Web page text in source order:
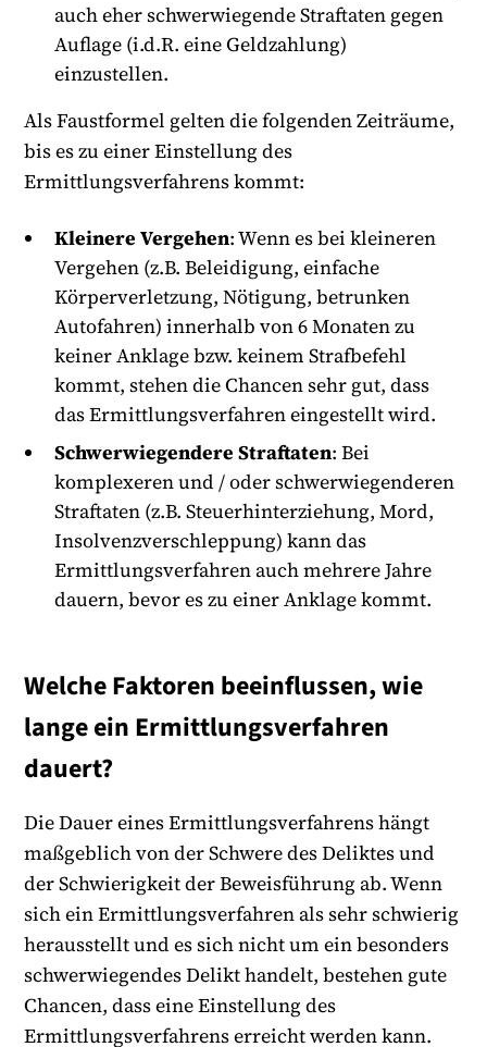
auch eher schwerwiegende Straftaten gegen
Auflage (i.d.R. eine Geldzahlung)
einzustellen.
Als Faustformel gelten die folgenden Zeiträume,
bis es zu einer Einstellung des
Ermittlungsverfahrens kommt:
Kleinere Vergehen: Wenn es bei kleineren
Vergehen (z.B. Beleidigung, einfache
Körperverletzung, Nötigung, betrunken
Autofahren) innerhalb von 6 Monaten zu
keiner Anklage bzw. keinem Strafbefehl
kommt, stehen die Chancen sehr gut, dass
das Ermittlungsverfahren eingestellt wird.
Schwerwiegendere Straftaten: Bei
komplexeren und / oder schwerwiegenderen
Straftaten (z.B. Steuerhinterziehung, Mord,
Insolvenzverschleppung) kann das
Ermittlungsverfahren auch mehrere Jahre
dauern, bevor es zu einer Anklage kommt.
Welche Faktoren beeinflussen, wie
lange ein Ermittlungsverfahren
dauert?
Die Dauer eines Ermittlungsverfahrens hängt
maßgeblich von der Schwere des Deliktes und
der Schwierigkeit der Beweisführung ab. Wenn
sich ein Ermittlungsverfahren als sehr schwierig
herausstellt und es sich nicht um ein besonders
schwerwiegendes Delikt handelt, bestehen gute
Chancen, dass eine Einstellung des
Ermittlungsverfahrens erreicht werden kann.